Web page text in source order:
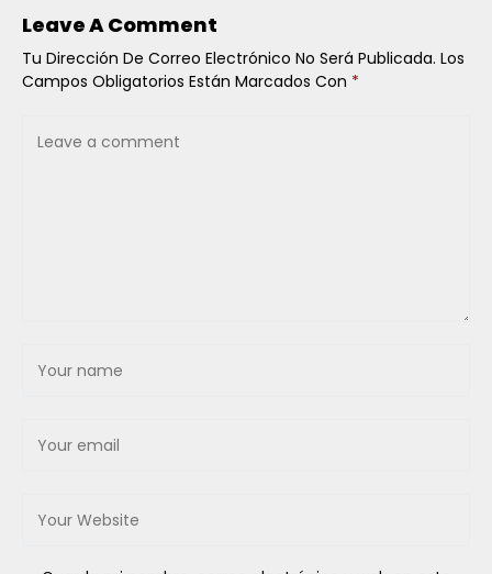
SISTEMA
LABORAL
Leave A Comment
Tu Dirección De Correo Electrónico No Será Publicada. Los
Campos Obligatorios Están Marcados Con *